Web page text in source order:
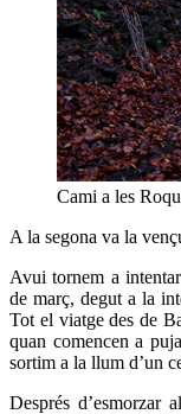
Cami a les
A la segona va la
Avui tornem a
de març, degut a la
Tot el viatge des de
quan comencen a
sortim a la llum d’un
Després d’esmorzar